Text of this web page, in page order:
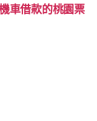
車借款的桃園票